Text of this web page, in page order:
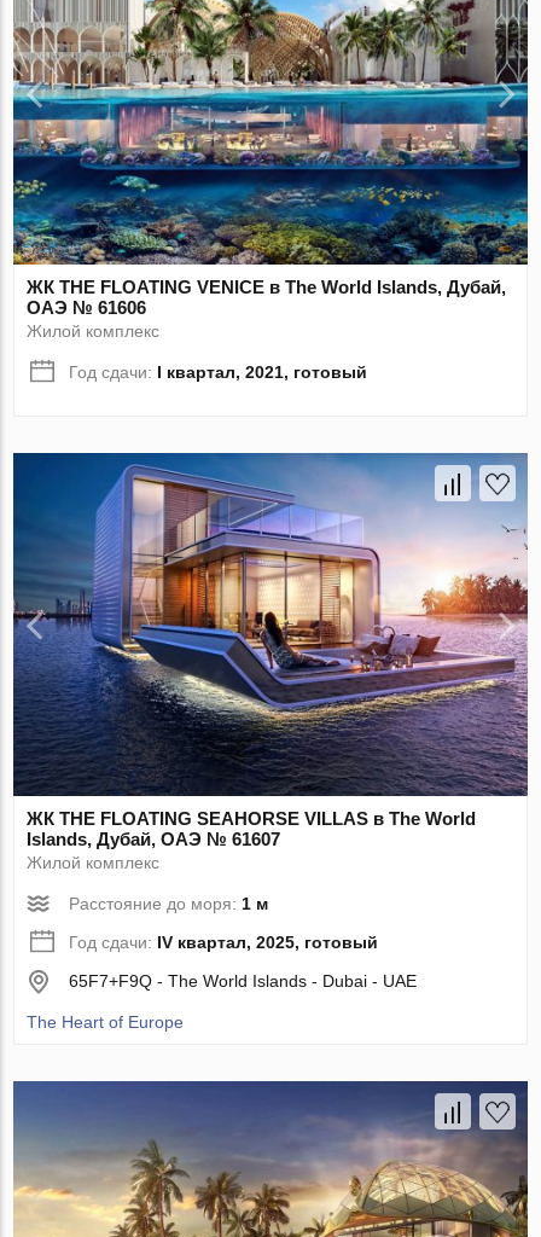
ЖК THE FLOATING VENICE в The World Islands, Дубай,
ОАЭ № 61606
Жилой комплекс
Год сдачи: I квартал, 2021, готовый
ЖК THE FLOATING SEAHORSE VILLAS в The World
Islands, Дубай, ОАЭ № 61607
Жилой комплекс
Расстояние до моря: 1 м
Год сдачи: IV квартал, 2025, готовый
65F7+F9Q - The World Islands - Dubai - UAE
The Heart of Europe